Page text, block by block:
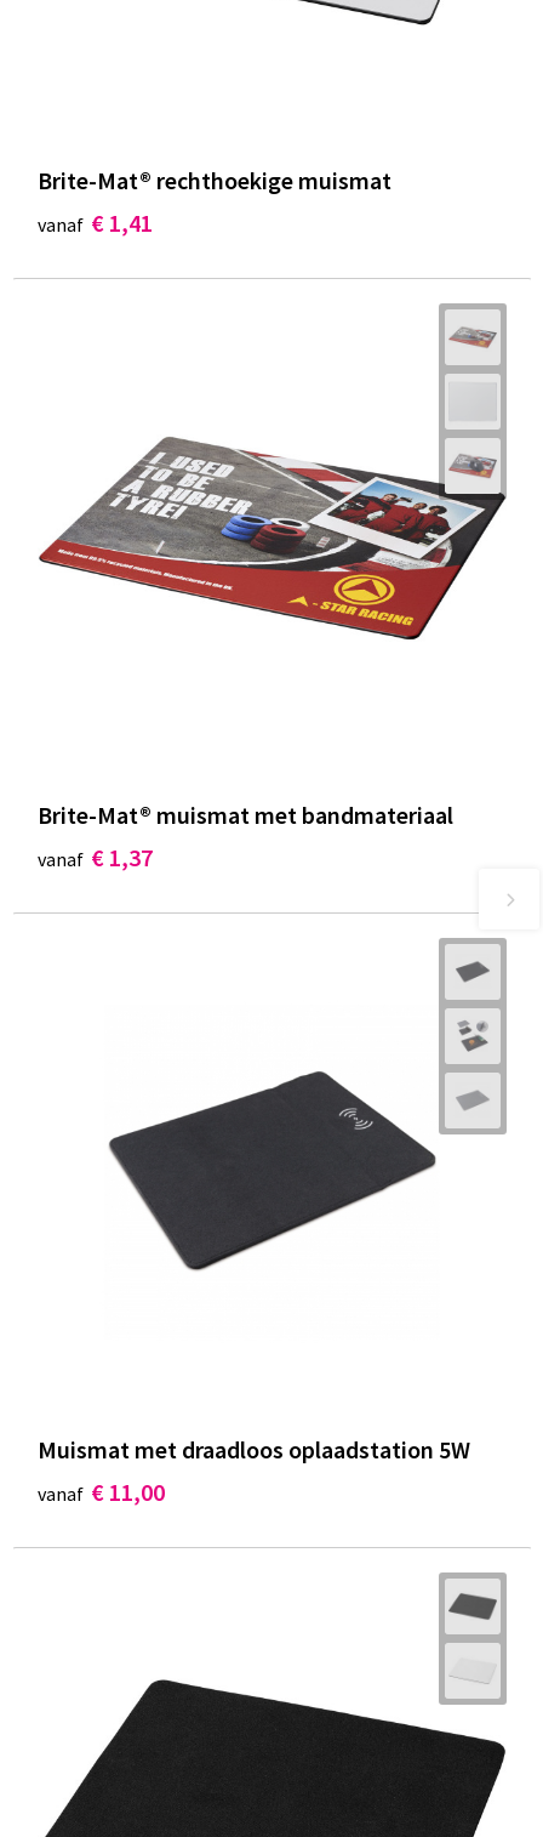
Brite-Mat® rechthoekige muismat
vanaf € 1,41
Brite-Mat® muismat met bandmateriaal
vanaf € 1,37
Muismat met draadloos oplaadstation 5W
vanaf € 11,00